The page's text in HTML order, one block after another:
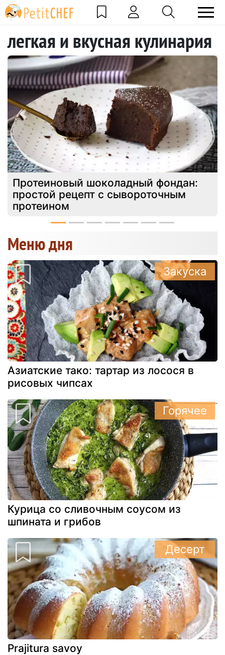
легкая и вкусная кулинария
Протеиновый шоколадный фондан:
простой рецепт с сывороточным
протеином
Previous Next
Меню дня
Азиатские тако: тартар из лосося в
рисовых чипсах
Закуска
Курица со сливочным соусом из
шпината и грибов
Горячее
Prajitura savoy
Десерт